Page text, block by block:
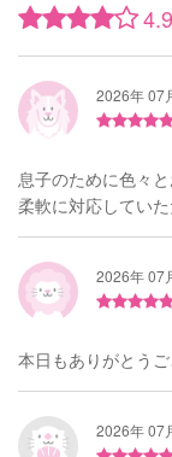
2026年 07
息子のために色々
柔軟に対応してい
2026年 07
本日もありがとう
2026年 07